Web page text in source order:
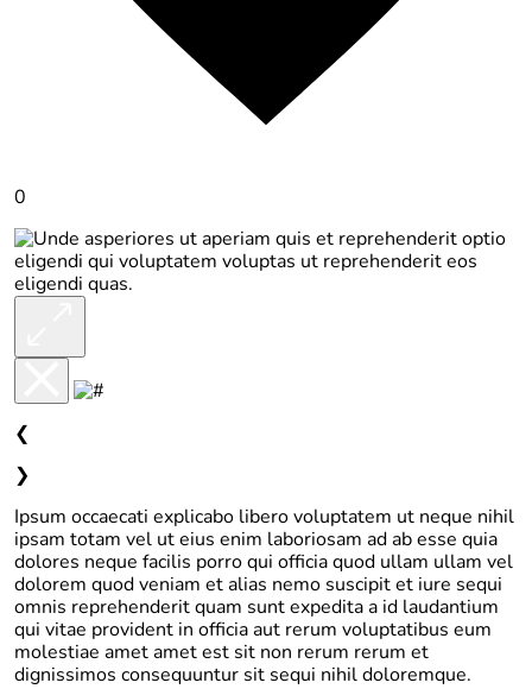
0
❮
❯
Ipsum occaecati explicabo libero voluptatem ut neque nihil
ipsam totam vel ut eius enim laboriosam ad ab esse quia
dolores neque facilis porro qui officia quod ullam ullam vel
dolorem quod veniam et alias nemo suscipit et iure sequi
omnis reprehenderit quam sunt expedita a id laudantium
qui vitae provident in officia aut rerum voluptatibus eum
molestiae amet amet est sit non rerum rerum et
dignissimos consequuntur sit sequi nihil doloremque.